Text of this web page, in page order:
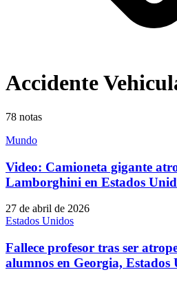
Accidente
78 notas
Mundo
Video: Camioneta gigante
Lamborghini en Estados
27 de abril de 2026
Estados Unidos
Fallece profesor tras ser
alumnos en Georgia, Estados